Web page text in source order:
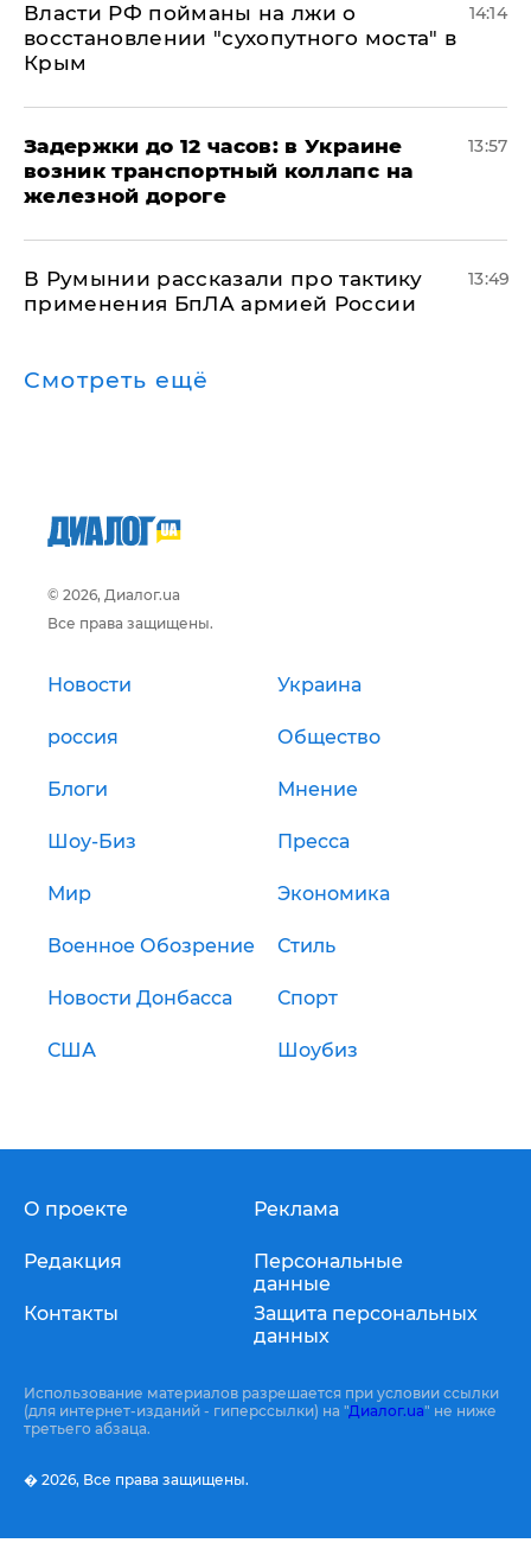
Власти РФ пойманы на лжи о
восстановлении "сухопутного моста" в
Крым
14:14
Задержки до 12 часов: в Украине
возник транспортный коллапс на
железной дороге
13:57
В Румынии рассказали про тактику
применения БпЛА армией России
13:49
Смотреть ещё
© 2026, Диалог.ua
Все права защищены.
Новости Украина
россия Общество
Блоги Мнение
Шоу-Биз Пресса
Мир Экономика
Военное Обозрение Стиль
Новости Донбасса Спорт
США Шоубиз
О проекте
Редакция
Контакты
Реклама
Персональные
данные
Защита персональных
данных
Использование материалов разрешается при условии ссылки
(для интернет-изданий - гиперссылки) на "Диалог.ua" не ниже
третьего абзаца.
� 2026, Все права защищены.